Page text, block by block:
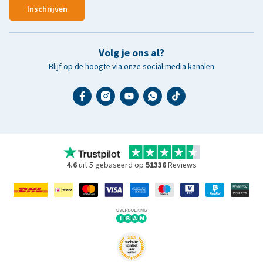
Inschrijven
Volg je ons al?
Blijf op de hoogte via onze social media kanalen
4.6uit 5 gebaseerd op 51336Reviews